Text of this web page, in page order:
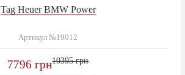
Tag Heuer BMW Power
Артикул №19012
7796 грн10395 грн